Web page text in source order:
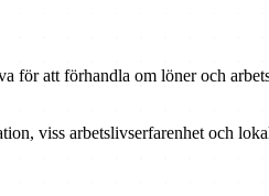
för att förhandla om löner och
viss arbetslivserfarenhet och